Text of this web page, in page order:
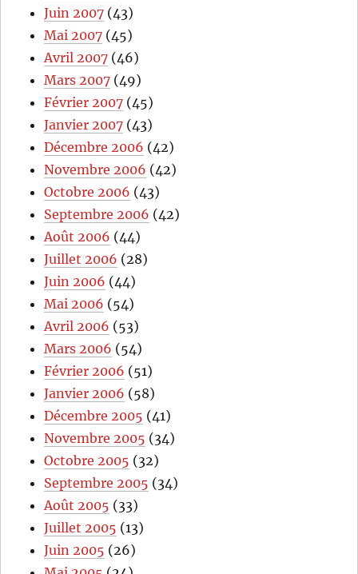
Juin 2007 (43)
Mai 2007 (45)
Avril 2007 (46)
Mars 2007 (49)
Février 2007 (45)
Janvier 2007 (43)
Décembre 2006 (42)
Novembre 2006 (42)
Octobre 2006 (43)
Septembre 2006 (42)
Août 2006 (44)
Juillet 2006 (28)
Juin 2006 (44)
Mai 2006 (54)
Avril 2006 (53)
Mars 2006 (54)
Février 2006 (51)
Janvier 2006 (58)
Décembre 2005 (41)
Novembre 2005 (34)
Octobre 2005 (32)
Septembre 2005 (34)
Août 2005 (33)
Juillet 2005 (13)
Juin 2005 (26)